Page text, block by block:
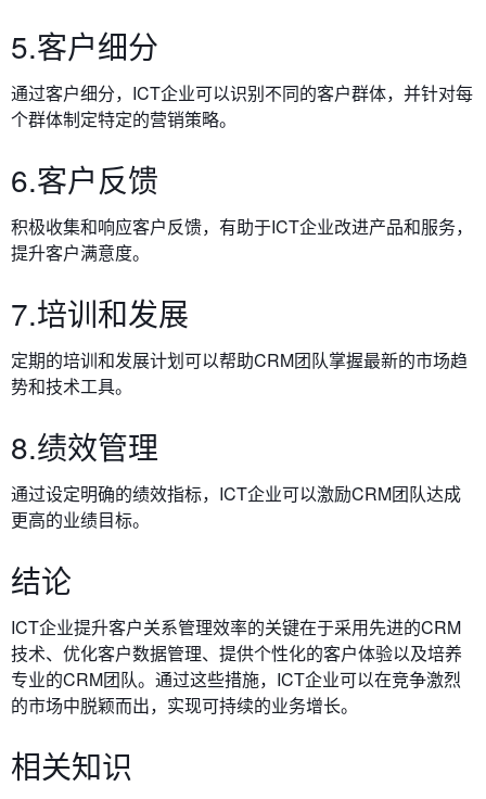
5.客户细分
通过客户细分，ICT企业可以识别不同的客户群体，并针对每
个群体制定特定的营销策略。
6.客户反馈
积极收集和响应客户反馈，有助于ICT企业改进产品和服务，
提升客户满意度。
7.培训和发展
定期的培训和发展计划可以帮助CRM团队掌握最新的市场趋
势和技术工具。
8.绩效管理
通过设定明确的绩效指标，ICT企业可以激励CRM团队达成
更高的业绩目标。
结论
ICT企业提升客户关系管理效率的关键在于采用先进的CRM
技术、优化客户数据管理、提供个性化的客户体验以及培养
专业的CRM团队。通过这些措施，ICT企业可以在竞争激烈
的市场中脱颖而出，实现可持续的业务增长。
相关知识